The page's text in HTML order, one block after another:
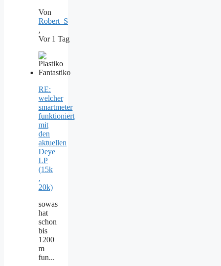
Von
Robert_S
,
Vor 1 Tag
RE:
welcher
smartmeter
funktioniert
mit
den
aktuellen
Deye
LP
(15k
,
20k)
sowas
hat
schon
bis
1200
m
fun...